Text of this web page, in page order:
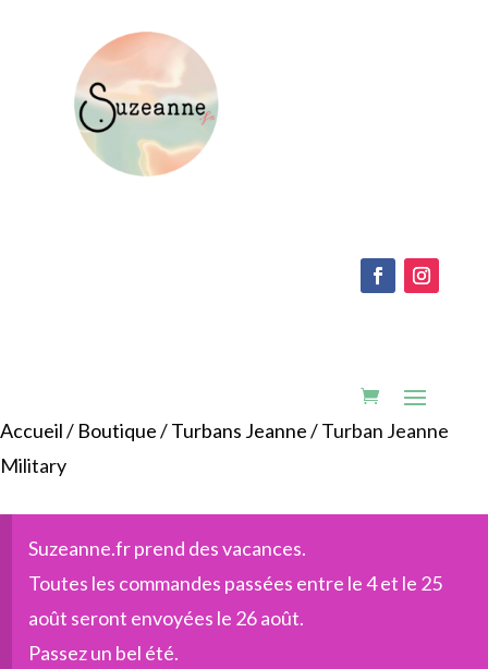
Accueil/ Boutique/Turbans Jeanne/ Turban Jeanne
Military
Suzeanne.fr prend des vacances.
Toutes les commandes passées entre le 4 et le 25
août seront envoyées le 26 août.
Passez un bel été.